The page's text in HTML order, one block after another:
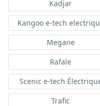
Kadjar
Kangoo e-tech
Megane
Rafale
Scenic e-tech
Trafic